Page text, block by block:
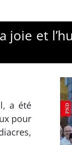
et
a été
pour